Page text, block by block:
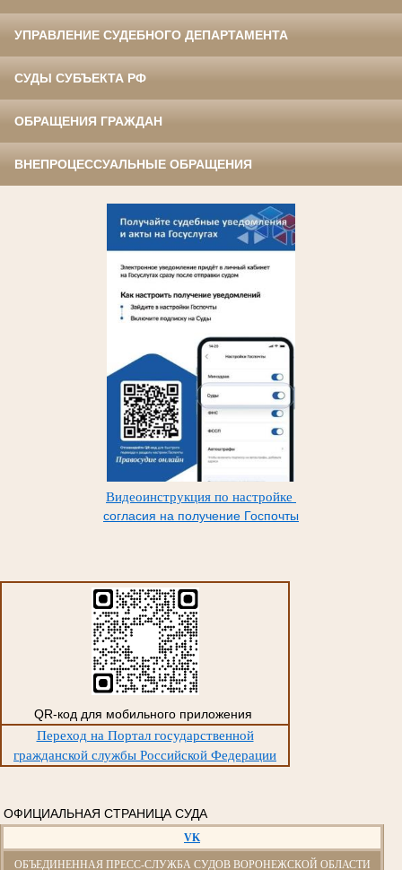
УПРАВЛЕНИЕ СУДЕБНОГО ДЕПАРТАМЕНТА
СУДЫ СУБЪЕКТА РФ
ОБРАЩЕНИЯ ГРАЖДАН
ВНЕПРОЦЕССУАЛЬНЫЕ ОБРАЩЕНИЯ
Видеоинструкция по настройке
согласия на получение Госпочты
QR-код для мобильного приложения
Переход на Портал государственной
гражданской службы Российской Федерации
ОФИЦИАЛЬНАЯ СТРАНИЦА СУДА
VK
ОБЪЕДИНЕННАЯ ПРЕСС-СЛУЖБА СУДОВ ВОРОНЕЖСКОЙ ОБЛАСТИ